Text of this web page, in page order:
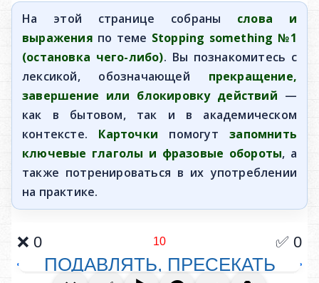
На этой странице собраны слова и
выражения по теме Stopping something №1
(остановка чего-либо). Вы познакомитесь с
лексикой, обозначающей прекращение,
завершение или блокировку действий —
как в бытовом, так и в академическом
контексте. Карточки помогутзапомнить
ключевые глаголы и фразовые обороты, а
также потренироваться в их употреблении
на практике.